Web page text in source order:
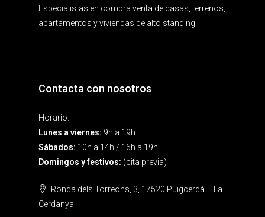
Especialistas en compra venta de casas, terrenos,
apartamentos y viviendas de alto standing.
Contacta con nosotros
Horario:
Lunes a viernes: 9h a 19h
Sábados: 10h a 14h / 16h a 19h
Domingos y festivos: (cita previa)
Ronda dels Torreons, 3, 17520 Puigcerdà – La
Cerdanya